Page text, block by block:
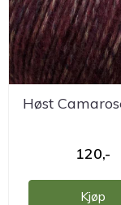
Høst
120,-
Kjøp